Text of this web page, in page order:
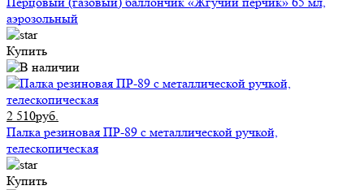
аэрозольный
Купить
2 510руб.
Палка резиновая ПР-89 с металлической ручкой,
телескопическая
Купить